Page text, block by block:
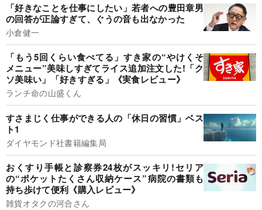
「好きなことを仕事にしたい」若者への豊田章男
の回答が正論すぎて、ぐうの音も出なかった
小倉健一
「もう5回くらい食べてる」すき家の“やけくそ
メニュー”美味しすぎてライス追加注文した!「ク
ソ美味い」「好きすぎる」《実食レビュー》
ランチ命の山盛くん
すさまじく仕事ができる人の「休日の習慣」ベス
ト1
ダイヤモンド社書籍編集局
おくすり手帳と診察券24枚がスッキリ!セリア
の“ポケットたくさん収納ケース”病院の書類も
持ち歩けて便利《購入レビュー》
雑貨オタクの河合さん